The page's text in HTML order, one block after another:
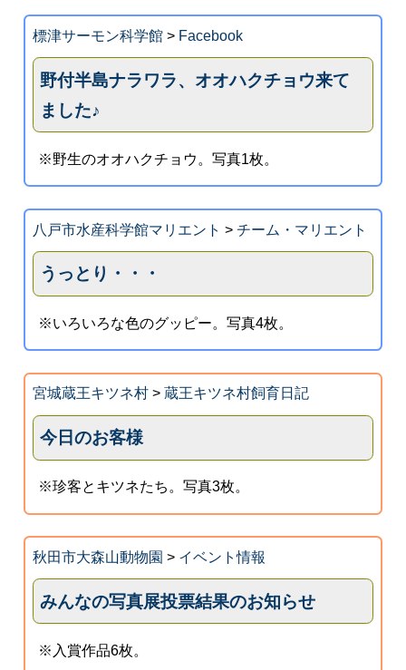
標津サーモン科学館> Facebook
野付半島ナラワラ、オオハクチョウ来て
ました♪
※野生のオオハクチョウ。写真1枚。
八戸市水産科学館マリエント > チーム・マリエント
うっとり・・・
※いろいろな色のグッピー。写真4枚。
宮城蔵王キツネ村> 蔵王キツネ村飼育日記
今日のお客様
※珍客とキツネたち。写真3枚。
秋田市大森山動物園 > イベント情報
みんなの写真展投票結果のお知らせ
※入賞作品6枚。